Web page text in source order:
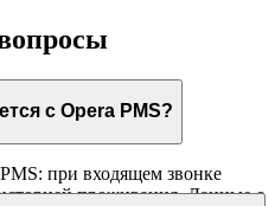
с Opera PMS?
при входящем звонке
историей проживания. Данные о